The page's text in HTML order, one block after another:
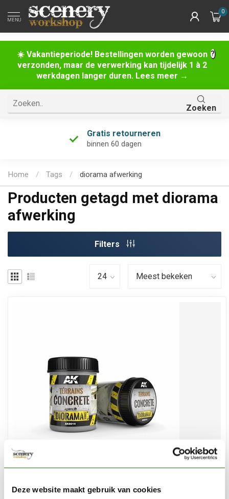
Deze website maakt gebruik van cookies
☀️ Vakantieperiode! Bestellingen worden gewoon
verzonden, maar de verwerking kan tijdelijk 1 à 2
werkdagen langer duren. Lees meer →
MENU
0
Zoeken
Gratis retourneren
binnen 60 dagen
Home / Tags / diorama afwerking
Producten getagd met diorama
afwerking
Filters
Terrains Concrete - Diorama Series - 250ml - AK8014